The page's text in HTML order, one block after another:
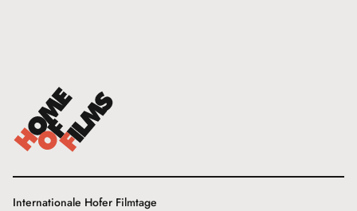
Internationale Hofer Filmtage